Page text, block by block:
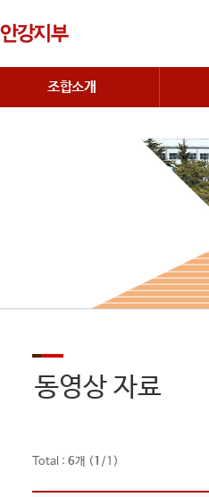
조합소개
동영상 자료
Total : 6개 (1 /1)